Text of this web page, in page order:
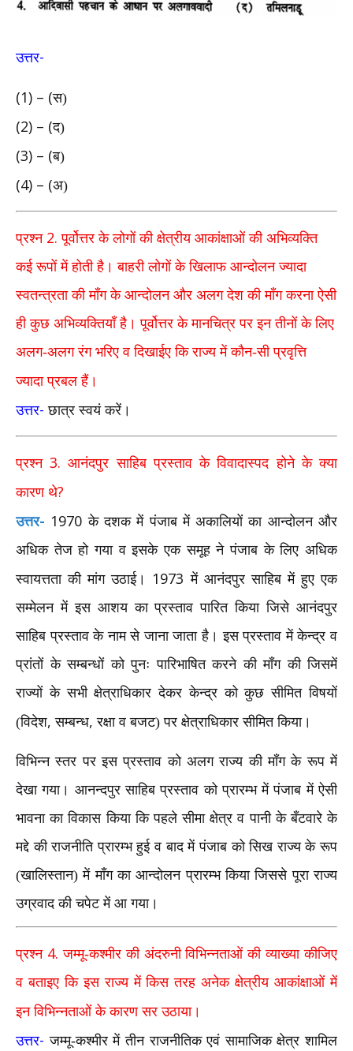
उत्तर-
(1) – (स)
(2) – (द)
(3) – (ब)
(4) – (अ)
प्रश्न 2.पूर्वोत्तर के लोगों की क्षेत्रीय आकांक्षाओं की अभिव्यक्ति
कई रूपों में होती है। बाहरी लोगों के खिलाफ आन्दोलन ज्यादा
स्वतन्त्रता की माँग के आन्दोलन और अलग देश की माँग करना ऐसी
ही कुछ अभिव्यक्तियाँ है। पूर्वोत्तर के मानचित्र पर इन तीनों के लिए
अलग-अलग रंग भरिए व दिखाईए कि राज्य में कौन-सी प्रवृत्ति
ज्यादा प्रबल हैं।
उत्तर- छात्र स्वयं करें।
प्रश्न3.आनंदपुर साहिब प्रस्ताव के विवादास्पद होने के क्या
कारण थे?
उत्तर- 1970के दशक में पंजाब में अकालियों का आन्दोलन और
अधिक तेज हो गया व इसके एक समूह ने पंजाब के लिए अधिक
स्वायत्तता की मांग उठाई। 1973में आनंदपुर साहिब में हुए एक
सम्मेलन में इस आशय का प्रस्ताव पारित किया जिसे आनंदपुर
साहिब प्रस्ताव के नाम से जाना जाता है। इस प्रस्ताव में केन्द्र व
प्रांतों के सम्बन्धों को पुनः पारिभाषित करने की माँग की जिसमें
राज्यों के सभी क्षेत्राधिकार देकर केन्द्र को कुछ सीमित विषयों
(विदेश,सम्बन्ध,रक्षा व बजट) पर क्षेत्राधिकार सीमित किया।
विभिन्न स्तर पर इस प्रस्ताव को अलग राज्य की माँग के रूप में
देखा गया। आनन्दपुर साहिब प्रस्ताव को प्रारम्भ में पंजाब में ऐसी
भावना का विकास किया कि पहले सीमा क्षेत्र व पानी के बँटवारे के
मद्दे की राजनीति प्रारम्भ हुई व बाद में पंजाब को सिख राज्य के रूप
(खालिस्तान) में माँग का आन्दोलन प्रारम्भ किया जिससे पूरा राज्य
उग्रवाद की चपेट में आ गया।
प्रश्न 4.जम्मू-कश्मीर की अंदरुनी विभिन्नताओं की व्याख्या कीजिए
व बताइए कि इस राज्य में किस तरह अनेक क्षेत्रीय आकांक्षाओं में
इन विभिन्नताओं के कारण सर उठाया।
उत्तर- जम्मू-कश्मीर में तीन राजनीतिक एवं सामाजिक क्षेत्र शामिल